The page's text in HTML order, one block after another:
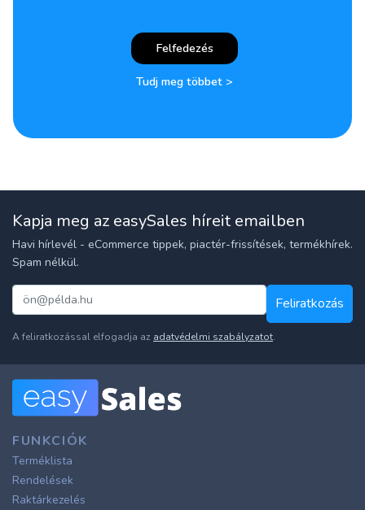
Felfedezés
Tudj meg többet >
Kapja meg az easySales híreit emailben
Havi hírlevél - eCommerce tippek, piactér-frissítések, termékhírek.
Spam nélkül.
Feliratkozás
A feliratkozással elfogadja az adatvédelmi szabályzatot.
FUNKCIÓK
Terméklista
Rendelések
Raktárkezelés